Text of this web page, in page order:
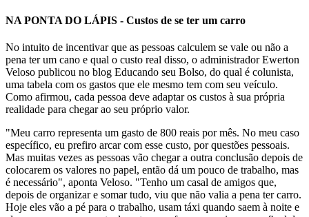
NA PONTA DO LÁPIS - Custos de se ter um carro
No intuito de incentivar que as pessoas calculem se vale ou não a
pena ter um cano e qual o custo real disso, o administrador Ewerton
Veloso publicou no blog Educando seu Bolso, do qual é colunista,
uma tabela com os gastos que ele mesmo tem com seu veículo.
Como afirmou, cada pessoa deve adaptar os custos à sua própria
realidade para chegar ao seu próprio valor.
"Meu carro representa um gasto de 800 reais por mês. No meu caso
específico, eu prefiro arcar com esse custo, por questões pessoais.
Mas muitas vezes as pessoas vão chegar a outra conclusão depois de
colocarem os valores no papel, então dá um pouco de trabalho, mas
é necessário", aponta Veloso. "Tenho um casal de amigos que,
depois de organizar e somar tudo, viu que não valia a pena ter carro.
Hoje eles vão a pé para o trabalho, usam táxi quando saem à noite e